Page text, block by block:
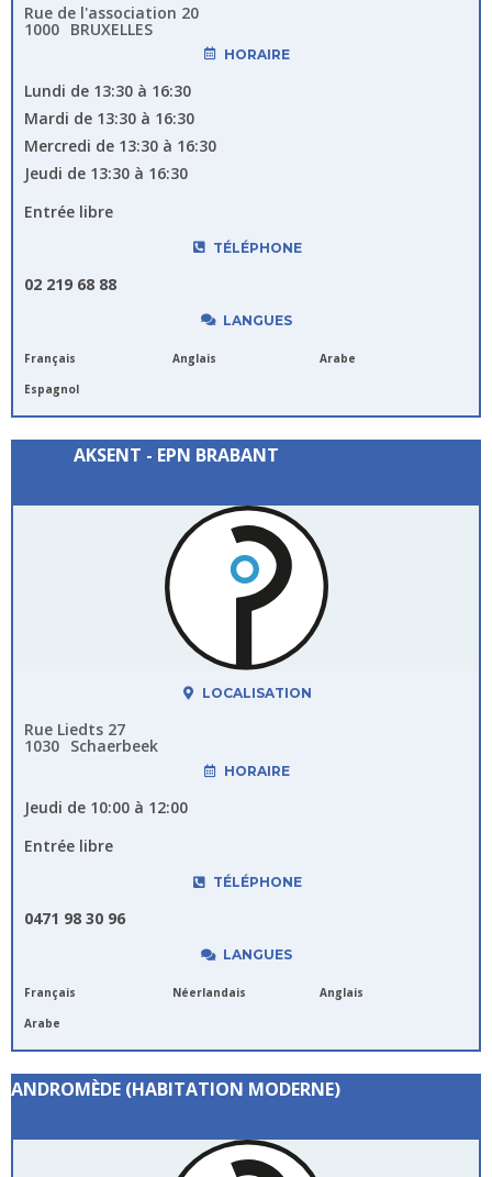
Rue de l'association 20
1000 BRUXELLES
HORAIRE
Lundi de 13:30 à 16:30
Mardi de 13:30 à 16:30
Mercredi de 13:30 à 16:30
Jeudi de 13:30 à 16:30
Entrée libre
TÉLÉPHONE
02 219 68 88
LANGUES
Français Anglais
Arabe
Espagnol
AKSENT - EPN BRABANT
LOCALISATION
Rue Liedts 27
1030 Schaerbeek
HORAIRE
Jeudi de 10:00 à 12:00
Entrée libre
TÉLÉPHONE
0471 98 30 96
LANGUES
Français Néerlandais
Anglais
Arabe
ANDROMÈDE (HABITATION MODERNE)